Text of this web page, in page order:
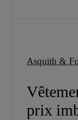
Asquith &
prix